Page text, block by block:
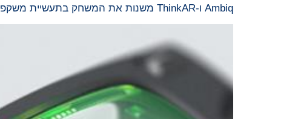
Ambiq ו-ThinkAR משנות את המשחק בתעשיית משקפי המציאות הרבודה עם AiLens